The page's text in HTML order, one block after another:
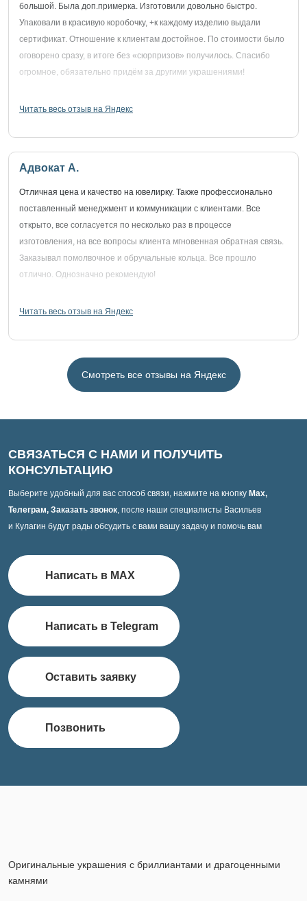
большой. Была доп.примерка. Изготовили довольно быстро.
Упаковали в красивую коробочку, +к каждому изделию выдали
сертификат. Отношение к клиентам достойное. По стоимости было
оговорено сразу, в итоге без «сюрпризов» получилось. Спасибо
огромное, обязательно придём за другими украшениями!
Читать весь отзыв на Яндекс
Адвокат А.
Отличная цена и качество на ювелирку. Также профессионально
поставленный менеджмент и коммуникации с клиентами. Все
открыто, все согласуется по несколько раз в процессе
изготовления, на все вопросы клиента мгновенная обратная связь.
Заказывал помолвочное и обручальные кольца. Все прошло
отлично. Однозначно рекомендую!
Читать весь отзыв на Яндекс
Смотреть все отзывы на Яндекс
СВЯЗАТЬСЯ С НАМИ И ПОЛУЧИТЬ
КОНСУЛЬТАЦИЮ
Выберите удобный для вас способ связи, нажмите на кнопку Max,
Телеграм, Заказать звонок, после наши специалисты Васильев
и Кулагин будут рады обсудить с вами вашу задачу и помочь вам
Написать в MAX
Написать в Telegram
Оставить заявку
Позвонить
Оригинальные украшения с бриллиантами и драгоценными
камнями